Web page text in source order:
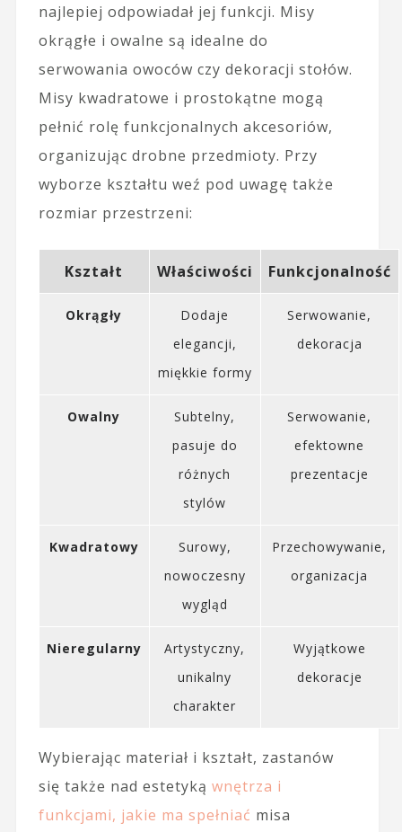
najlepiej odpowiadał jej funkcji. Misy
okrągłe i owalne są idealne do
serwowania owoców czy dekoracji stołów.
Misy kwadratowe i prostokątne mogą
pełnić rolę funkcjonalnych akcesoriów,
organizując drobne przedmioty. Przy
wyborze kształtu weź pod uwagę także
rozmiar przestrzeni:
Kształt Właściwości Funkcjonalność
Okrągły
Dodaje
elegancji,
miękkie formy
Serwowanie,
dekoracja
Owalny
Subtelny,
pasuje do
różnych
stylów
Serwowanie,
efektowne
prezentacje
Kwadratowy
Surowy,
nowoczesny
wygląd
Przechowywanie,
organizacja
Nieregularny
Artystyczny,
unikalny
charakter
Wyjątkowe
dekoracje
Wybierając materiał i kształt, zastanów
się także nad estetyką wnętrza i
funkcjami, jakie ma spełniać misa